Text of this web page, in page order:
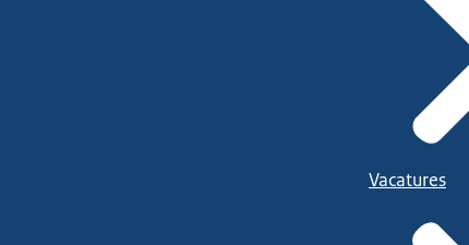
Vacatures